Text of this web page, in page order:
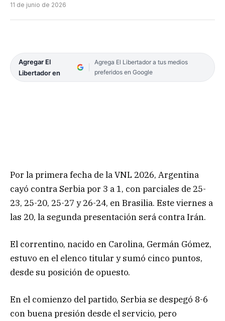
11 de junio de 2026
Agregar El
Libertador en
Agrega El Libertador a tus medios
preferidos en Google
Por la primera fecha de la VNL 2026, Argentina
cayó contra Serbia por 3 a 1, con parciales de 25-
23, 25-20, 25-27 y 26-24, en Brasilia. Este viernes a
las 20, la segunda presentación será contra Irán.
El correntino, nacido en Carolina, Germán Gómez,
estuvo en el elenco titular y sumó cinco puntos,
desde su posición de opuesto.
En el comienzo del partido, Serbia se despegó 8-6
con buena presión desde el servicio, pero